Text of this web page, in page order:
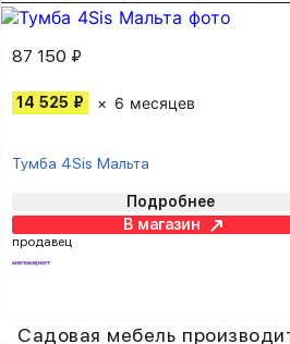
87 150 ₽
14 525 ₽ 6 месяцев
Тумба 4Sis Мальта
Подробнее
В магазин
продавец
Садовая мебель